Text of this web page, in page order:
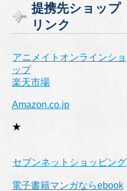
リ
ー
提携先ショップ
リンク
アニメイトオンラインショ
ップ
楽天市場
Amazon.co.jp
★
セブンネットショッピング
電子書籍マンガならebook